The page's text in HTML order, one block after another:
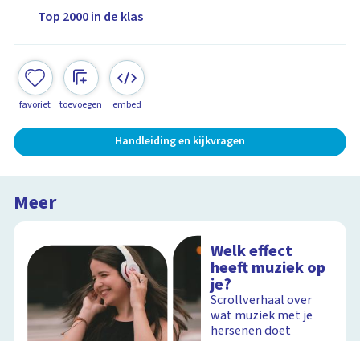
Top 2000 in de klas
favoriet toevoegen embed
Handleiding en kijkvragen
Meer
Welk effect
heeft muziek op
je?
Scrollverhaal over
wat muziek met je
hersenen doet